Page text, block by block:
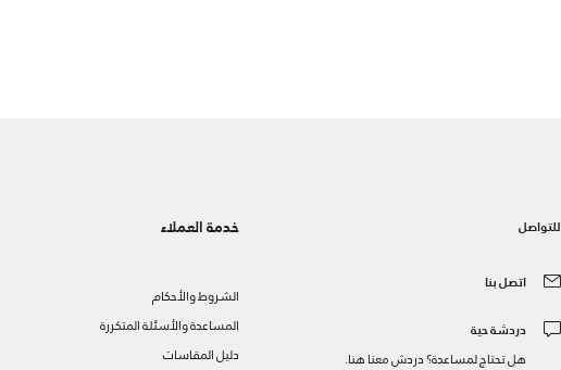
للتواصل
اتصل بنا
دردشة حية
هل تحتاج لمساعدة؟ دردش معنا هنا.
خدمة العملاء
الشروط والأحكام
المساعدة والأسئلة المتكررة
دليل المقاسات